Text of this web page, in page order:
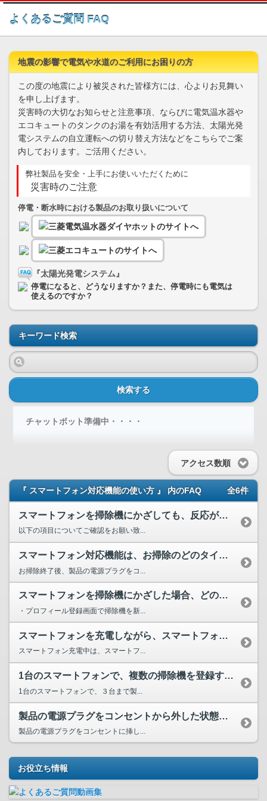
このページの本文へ
よくあるご質問 FAQ
地震の影響で電気や水道のご利用にお困りの方
この度の地震により被災された皆様方には、心よりお見舞い
を申し上げます。
災害時の大切なお知らせと注意事項、ならびに電気温水器や
エコキュートのタンクのお湯を有効活用する方法、太陽光発
電システムの自立運転への切り替え方法などをこちらでご案
内しております。ご活用ください。
弊社製品を安全・上手にお使いいただくために
災害時のご注意
停電・断水時における製品のお取り扱いについて
『太陽光発電システム』
停電になると、どうなりますか？また、停電時にも電気は
使えるのですか？
キーワード検索
検索する
チャットボット準備中・・・・
アクセス数順
『 スマートフォン対応機能の使い方 』 内のFAQ 全6件
スマートフォンを掃除機にかざしても、反応が有りません。
以下の項目についてご確認をお願い致...
スマートフォン対応機能は、お掃除のどのタイミングで使用すれ...
お掃除終了後、製品の電源プラグをコ...
スマートフォンを掃除機にかざした場合、どのような反応が有り...
・プロフィール登録画面で掃除機を新...
スマートフォンを充電しながら、スマートフォン対応機能は使え...
スマートフォン充電中は、スマートフ...
1台のスマートフォンで、複数の掃除機を登録することはできますか？
1台のスマートフォンで、３台まで製...
製品の電源プラグをコンセントから外した状態で、スマートフォ...
製品の電源プラグをコンセントに挿し...
お役立ち情報